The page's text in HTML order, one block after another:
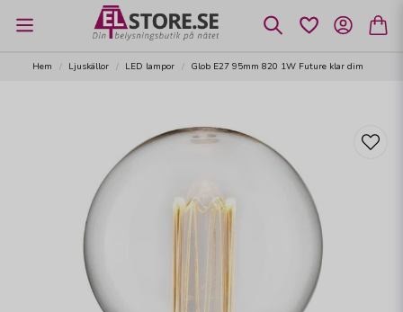
Hem Ljuskällor LED lampor Glob E27 95mm 820 1W Future klar dim